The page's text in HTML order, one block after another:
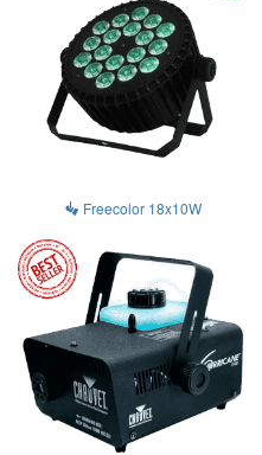
Freecolor 18x10W